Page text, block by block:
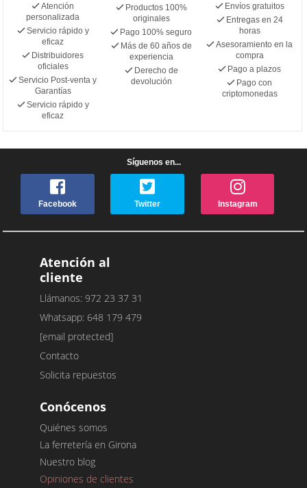
Atención
personalizada
Servicio rápido y
eficaz
Distribuidores
oficiales
Servicio Post-venta y
Garantías
Servicio rápido y
eficaz
Productos 100%
originales
Pago 100% seguro
Más de 60 años de
experiencia
Derecho de
devolución
Envíos gratuitos
Entregas en 24
horas
Asesoramiento en la
compra
Pago a plazos
Pago con
criptomonedas
Síguenos en...
Facebook Twitter Instagram
Atención al
cliente
Llámanos: 972 23 37 31
Whatsapp: 648 179 479
[email protected]
Contacto
Solicita repuestos
Conócenos
Quiénes somos
La ferretería en Girona
Nuestro blog
Opiniones de clientes